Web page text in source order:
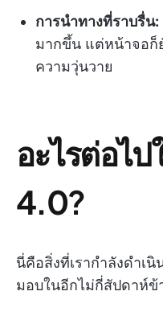
การนำทางที่ราบรื่น:
มากขึ้น แต่หน้าจอก็
ความวุ่นวาย
อะไรต่อไ
4.0?
นี่คือสิ่งที่เรากำลังดำเนิ
มอบในอีกไม่กี่สัปดาห์ข้